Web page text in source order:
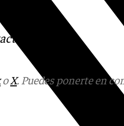
oX. Puedes ponerte en